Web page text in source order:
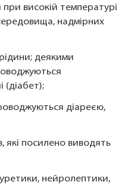
високій температурі
надмірних
деякими
(діабет);
діареєю,
які посилено виводять
нейролептики,